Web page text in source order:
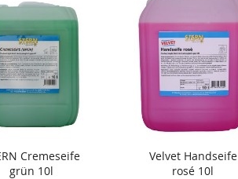
Cremeseife
grün 10l
Velvet Handseife
rosé 10l